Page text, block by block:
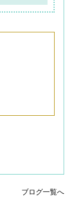
ブログ一覧へ